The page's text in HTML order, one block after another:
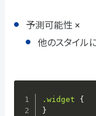
予測可能性 ×
他のスタイル
.widget
{
}